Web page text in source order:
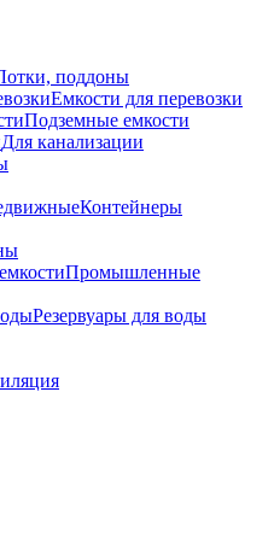
поддоны
Емкости для перевозки
Подземные емкости
Для канализации
Контейнеры
Промышленные
Резервуары для воды